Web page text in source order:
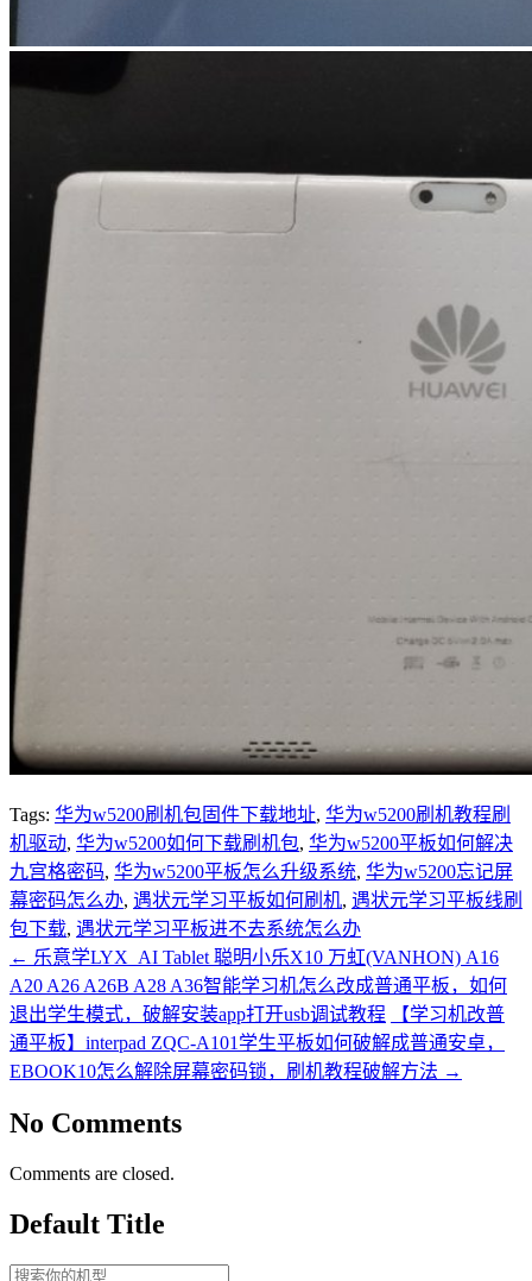
Tags: 华为w5200刷机包固件下载地址, 华为w5200刷机教程刷
机驱动, 华为w5200如何下载刷机包, 华为w5200平板如何解决
九宫格密码, 华为w5200平板怎么升级系统, 华为w5200忘记屏
幕密码怎么办, 遇状元学习平板如何刷机, 遇状元学习平板线刷
包下载, 遇状元学习平板进不去系统怎么办
← 乐意学LYX_AI Tablet 聪明小乐X10 万虹(VANHON) A16
A20 A26 A26B A28 A36智能学习机怎么改成普通平板，如何
退出学生模式，破解安装app打开usb调试教程
【学习机改普
通平板】interpad ZQC-A101学生平板如何破解成普通安卓，
EBOOK10怎么解除屏幕密码锁，刷机教程破解方法 →
No Comments
Comments are closed.
Default Title